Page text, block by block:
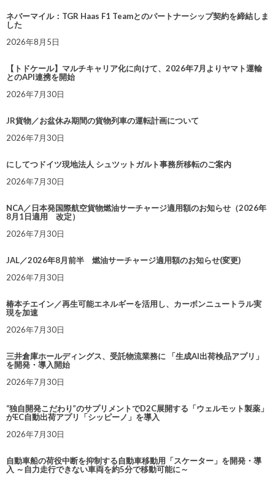
ネバーマイル：TGR Haas F1 Teamとのパートナーシップ契約を締結しま
した
2026年8月5日
【トドケール】マルチキャリア化に向けて、2026年7月よりヤマト運輸
とのAPI連携を開始
2026年7月30日
JR貨物／お盆休み期間の貨物列車の運転計画について
2026年7月30日
にしてつドイツ現地法人 シュツットガルト事務所移転のご案内
2026年7月30日
NCA／日本発国際航空貨物燃油サーチャージ適用額のお知らせ（2026年
8月1日適用 改定）
2026年7月30日
JAL／2026年8月前半 燃油サーチャージ適用額のお知らせ(変更)
2026年7月30日
椿本チエイン／再生可能エネルギーを活用し、カーボンニュートラル実
現を加速
2026年7月30日
三井倉庫ホールディングス、受託物流業務に 「生成AI出荷検品アプリ」
を開発・導入開始
2026年7月30日
“独自開発こだわり”のサプリメントでD2C展開する「ウェルモット製薬」
がEC自動出荷アプリ「シッピーノ」を導入
2026年7月30日
自動車船の荷役中断を抑制する自動車移動用「スケーター」を開発・導
入 ～自力走行できない車両を約5分で移動可能に～